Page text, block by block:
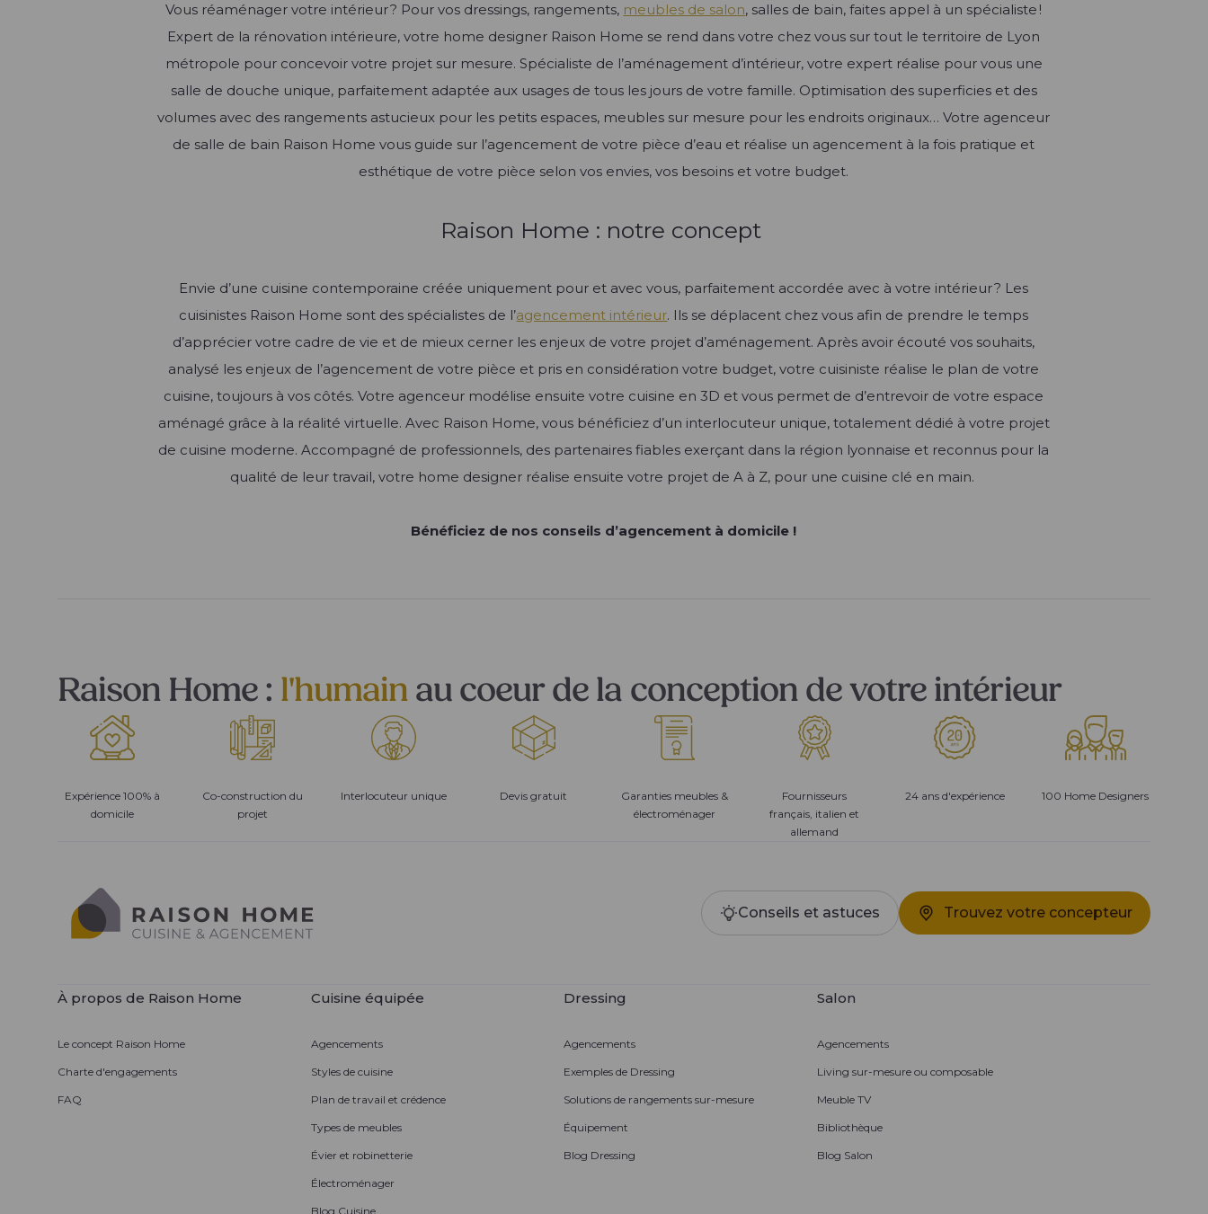
Vous réaménager votre intérieur ? Pour vos dressings, rangements, meubles de salon, salles de bain, faites appel à un spécialiste !
Expert de la rénovation intérieure, votre home designer Raison Home se rend dans votre chez vous sur tout le territoire de Lyon
métropole pour concevoir votre projet sur mesure. Spécialiste de l’aménagement d’intérieur, votre expert réalise pour vous une
salle de douche unique, parfaitement adaptée aux usages de tous les jours de votre famille. Optimisation des superficies et des
volumes avec des rangements astucieux pour les petits espaces, meubles sur mesure pour les endroits originaux… Votre agenceur
de salle de bain Raison Home vous guide sur l’agencement de votre pièce d’eau et réalise un agencement à la fois pratique et
esthétique de votre pièce selon vos envies, vos besoins et votre budget.
Raison Home : notre concept
Envie d’une cuisine contemporaine créée uniquement pour et avec vous, parfaitement accordée avec à votre intérieur ? Les
cuisinistes Raison Home sont des spécialistes de l’agencement intérieur. Ils se déplacent chez vous afin de prendre le temps
d’apprécier votre cadre de vie et de mieux cerner les enjeux de votre projet d’aménagement. Après avoir écouté vos souhaits,
analysé les enjeux de l’agencement de votre pièce et pris en considération votre budget, votre cuisiniste réalise le plan de votre
cuisine, toujours à vos côtés. Votre agenceur modélise ensuite votre cuisine en 3D et vous permet de d’entrevoir de votre espace
aménagé grâce à la réalité virtuelle. Avec Raison Home, vous bénéficiez d’un interlocuteur unique, totalement dédié à votre projet
de cuisine moderne. Accompagné de professionnels, des partenaires fiables exerçant dans la région lyonnaise et reconnus pour la
qualité de leur travail, votre home designer réalise ensuite votre projet de A à Z, pour une cuisine clé en main.
Bénéficiez de nos conseils d’agencement à domicile !
Raison Home : l'humainau coeur de la conception de votre intérieur
Expérience 100% à
domicile
Co-construction du
projet
Interlocuteur unique Devis gratuit
Garanties meubles &
électroménager
Fournisseurs
français, italien et
allemand
24 ans d'expérience 100 Home Designers
Conseils et astuces Trouvez votre concepteur
À propos de Raison Home
Le concept Raison Home
Charte d'engagements
FAQ
Cuisine équipée
Agencements
Styles de cuisine
Plan de travail et crédence
Types de meubles
Évier et robinetterie
Électroménager
Blog Cuisine
Dressing
Agencements
Exemples de Dressing
Solutions de rangements sur-mesure
Équipement
Blog Dressing
Salon
Agencements
Living sur-mesure ou composable
Meuble TV
Bibliothèque
Blog Salon